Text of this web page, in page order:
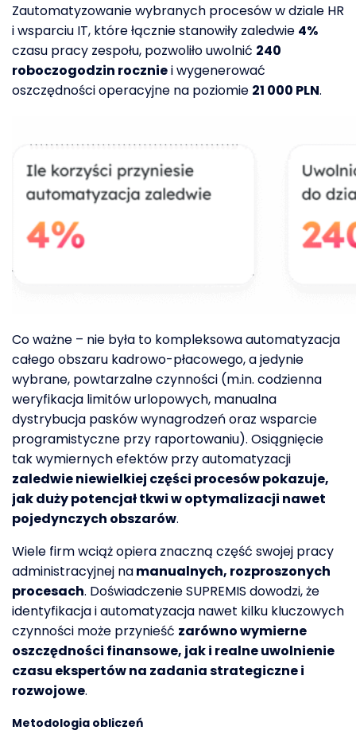
Zautomatyzowanie wybranych procesów w dziale HR
i wsparciu IT, które łącznie stanowiły zaledwie 4%
czasu pracy zespołu, pozwoliło uwolnić 240
roboczogodzin roczniei wygenerować
oszczędności operacyjne na poziomie 21 000 PLN.
Co ważne – nie była to kompleksowa automatyzacja
całego obszaru kadrowo-płacowego, a jedynie
wybrane, powtarzalne czynności (m.in. codzienna
weryfikacja limitów urlopowych, manualna
dystrybucja pasków wynagrodzeń oraz wsparcie
programistyczne przy raportowaniu). Osiągnięcie
tak wymiernych efektów przy automatyzacji
zaledwie niewielkiej części procesów pokazuje,
jak duży potencjał tkwi w optymalizacji nawet
pojedynczych obszarów.
Wiele firm wciąż opiera znaczną część swojej pracy
administracyjnej namanualnych, rozproszonych
procesach. Doświadczenie SUPREMIS dowodzi, że
identyfikacja i automatyzacja nawet kilku kluczowych
czynności może przynieść zarówno wymierne
oszczędności finansowe, jak i realne uwolnienie
czasu ekspertów na zadania strategiczne i
rozwojowe.
Metodologia obliczeń